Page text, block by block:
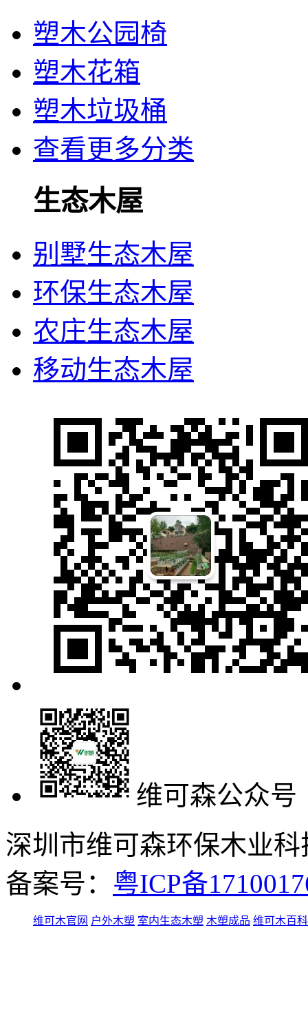
塑木公园椅
塑木花箱
塑木垃圾桶
查看更多分类
生态木屋
别墅生态木屋
环保生态木屋
农庄生态木屋
移动生态木屋
维可森公众号
深圳市维可森环保木业
备案号： 粤ICP备
维可木官网 户外木塑 室内生态木塑 木塑成品 维可木百科